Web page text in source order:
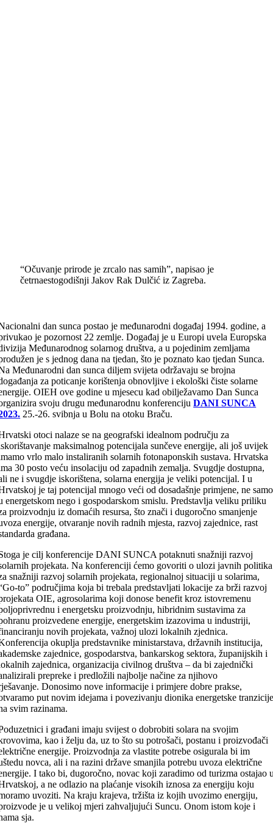
“Očuvanje prirode je zrcalo nas samih”, napisao je
četrnaestogodišnji Jakov Rak Dulčić iz Zagreba.
dan sunca postao je međunarodni događaj 1994. godine, a
je pozornost 22 zemlje. Događaj je u Europi uvela Europska
Međunarodnog solarnog društva, a u pojedinim zemljama
je s jednog dana na tjedan, što je poznato kao tjedan Sunca.
Međunarodni dan sunca diljem svijeta održavaju se brojna
za poticanje korištenja obnovljive i ekološki čiste solarne
OIEH ove godine u mjesecu kad obilježavamo Dan Sunca
svoju drugu međunarodnu konferenciju DANI SUNCA
25.-26. svibnja u Bolu na otoku Braču.
otoci nalaze se na geografski idealnom području za
maksimalnog potencijala sunčeve energije, ali još uvijek
vrlo malo instaliranih solarnih fotonaponskih sustava. Hrvatska
30 posto veću insolaciju od zapadnih zemalja. Svugdje dostupna,
ne i svugdje iskorištena, solarna energija je veliki potencijal. I u
je taj potencijal mnogo veći od dosadašnje primjene, ne samo
energetskom nego i gospodarskom smislu. Predstavlja veliku priliku
proizvodnju iz domaćih resursa, što znači i dugoročno smanjenje
energije, otvaranje novih radnih mjesta, razvoj zajednice, rast
građana.
je cilj konferencije DANI SUNCA potaknuti snažniji razvoj
projekata. Na konferenciji ćemo govoriti o ulozi javnih politika
snažniji razvoj solarnih projekata, regionalnoj situaciji u solarima,
to” područjima koja bi trebala predstavljati lokacije za brži razvoj
OIE, agrosolarima koji donose benefit kroz istovremenu
i energetsku proizvodnju, hibridnim sustavima za
proizvedene energije, energetskim izazovima u industriji,
novih projekata, važnoj ulozi lokalnih zjednica.
okuplja predstavnike ministarstava, državnih institucija,
zajednice, gospodarstva, bankarskog sektora, županijskih i
zajednica, organizacija civilnog društva – da bi zajednički
prepreke i predložili najbolje načine za njihovo
Donosimo nove informacije i primjere dobre prakse,
put novim idejama i povezivanju dionika energetske
svim razinama.
i građani imaju svijest o dobrobiti solara na svojim
kao i želju da, uz to što su potrošači, postanu i proizvođači
energije. Proizvodnja za vlastite potrebe osigurala bi im
novca, ali i na razini države smanjila potrebu uvoza električne
I tako bi, dugoročno, novac koji zaradimo od turizma ostajao
a ne odlazio na plaćanje visokih iznosa za energiju koju
uvoziti. Na kraju krajeva, tržišta iz kojih uvozimo energiju,
je u velikoj mjeri zahvaljujući Suncu. Onom istom koje i
sja.